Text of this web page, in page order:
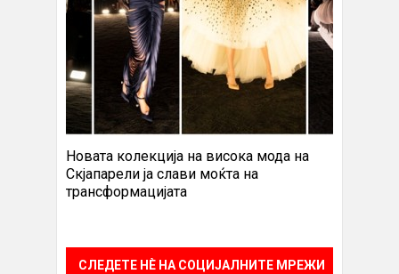
Новата колекција на висока мода на
Скјапарели ја слави моќта на
трансформацијата
СЛЕДЕТЕ НÈ НА СОЦИЈАЛНИТЕ МРЕЖИ